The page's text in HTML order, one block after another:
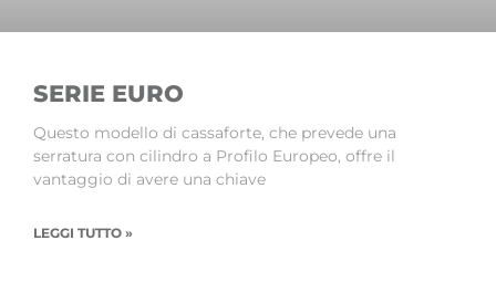
SERIE EURO
Questo modello di cassaforte, che prevede una
serratura con cilindro a Profilo Europeo, offre il
vantaggio di avere una chiave
LEGGI TUTTO »